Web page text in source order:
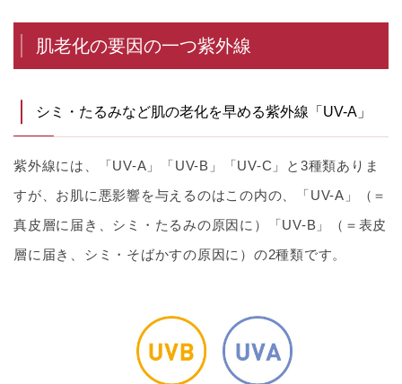
肌老化の要因の一つ紫外線
シミ・たるみなど肌の老化を早める紫外線「UV-A」
紫外線には、「UV-A」「UV-B」「UV-C」と3種類ありま
すが、 お肌に悪影響を与えるのはこの内の、「UV-A」（＝
真皮層に届き、シミ・たるみの原因に）「UV-B」（＝表皮
層に届き、シミ・そばかすの原因に）の2種類です。